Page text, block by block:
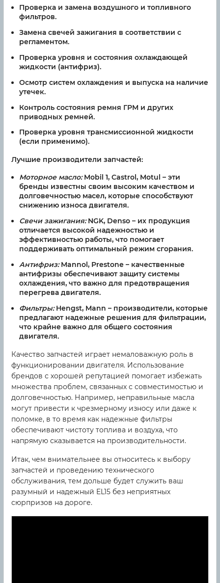
Проверка и замена воздушного и топливного
фильтров.
Замена свечей зажигания в соответствии с
регламентом.
Проверка уровня и состояния охлаждающей
жидкости (антифриз).
Осмотр систем охлаждения и выпуска на наличие
утечек.
Контроль состояния ремня ГРМ и других
приводных ремней.
Проверка уровня трансмиссионной жидкости
(если применимо).
Лучшие производители запчастей:
Моторное масло:Mobil 1, Castrol, Motul – эти
бренды известны своим высоким качеством и
долговечностью масел, которые способствуют
снижению износа двигателя.
Свечи зажигания:NGK, Denso – их продукция
отличается высокой надежностью и
эффективностью работы, что помогает
поддерживать оптимальный режим сгорания.
Антифриз:Mannol, Prestone – качественные
антифризы обеспечивают защиту системы
охлаждения, что важно для предотвращения
перегрева двигателя.
Фильтры:Hengst, Mann – производители, которые
предлагают надежные решения для фильтрации,
что крайне важно для общего состояния
двигателя.
Качество запчастей играет немаловажную роль в
функционировании двигателя. Использование
брендов с хорошей репутацией помогает избежать
множества проблем, связанных с совместимостью и
долговечностью. Например, неправильные масла
могут привести к чрезмерному износу или даже к
поломке, в то время как надежные фильтры
обеспечивают чистоту топлива и воздуха, что
напрямую сказывается на производительности.
Итак, чем внимательнее вы относитесь к выбору
запчастей и проведению технического
обслуживания, тем дольше будет служить ваш
разумный и надежный EL15 без неприятных
сюрпризов на дороге.